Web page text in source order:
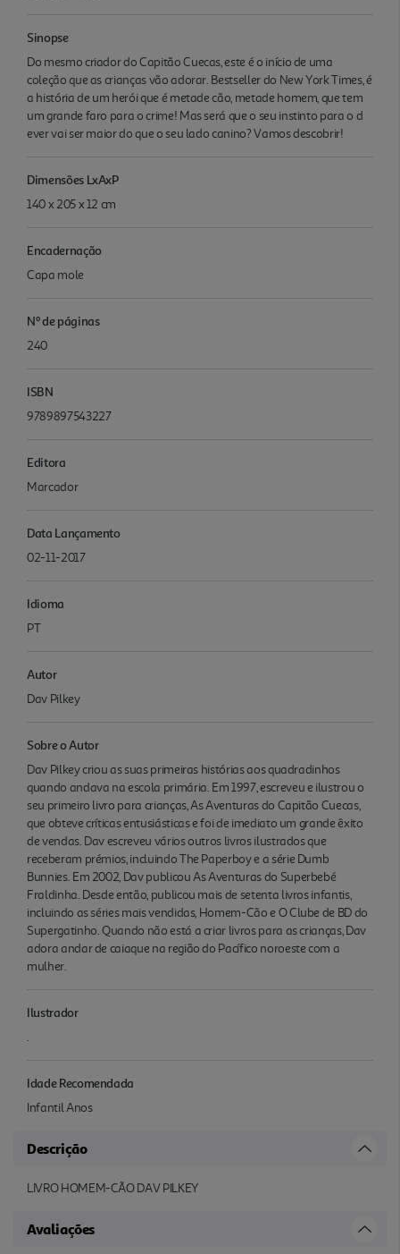
Sinopse
Do mesmo criador do Capitão Cuecas, este é o início de uma
coleção que as crianças vão adorar. Bestseller do New York Times, é
a história de um herói que é metade cão, metade homem, que tem
um grande faro para o crime! Mas será que o seu instinto para o d
ever vai ser maior do que o seu lado canino? Vamos descobrir!
Dimensões LxAxP
140 x 205 x 12 cm
Encadernação
Capa mole
Nº de páginas
240
ISBN
9789897543227
Editora
Marcador
Data Lançamento
02-11-2017
Idioma
PT
Autor
Dav Pilkey
Sobre o Autor
Dav Pilkey criou as suas primeiras histórias aos quadradinhos
quando andava na escola primária. Em 1997, escreveu e ilustrou o
seu primeiro livro para crianças, As Aventuras do Capitão Cuecas,
que obteve críticas entusiásticas e foi de imediato um grande êxito
de vendas. Dav escreveu vários outros livros ilustrados que
receberam prémios, incluindo The Paperboy e a série Dumb
Bunnies. Em 2002, Dav publicou As Aventuras do Superbebé
Fraldinha. Desde então, publicou mais de setenta livros infantis,
incluindo as séries mais vendidas, Homem-Cão e O Clube de BD do
Supergatinho. Quando não está a criar livros para as crianças, Dav
adora andar de caiaque na região do Pacífico noroeste com a
mulher.
Ilustrador
.
Idade Recomendada
Infantil Anos
Descrição
LIVRO HOMEM-CÃO DAV PILKEY
Avaliações